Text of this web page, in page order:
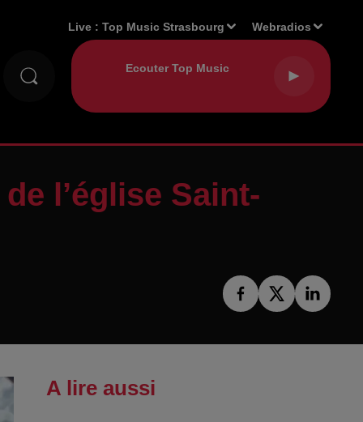
Live :Top Music Strasbourg Webradios
l’église Saint-
A lire aussi